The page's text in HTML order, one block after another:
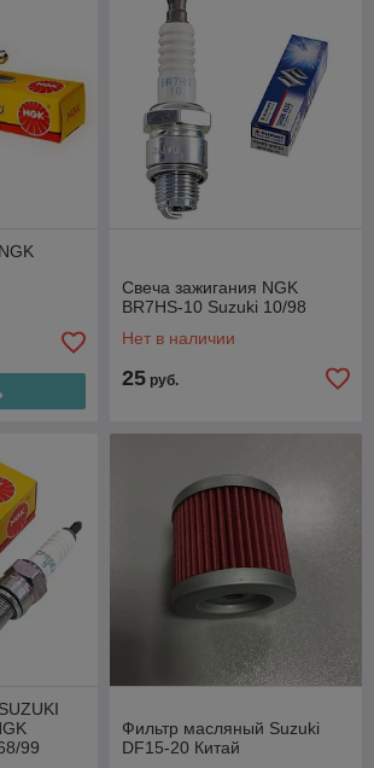
Свеча зажигания NGK
BR7HS-10 Suzuki 10/98
Нет в наличии
25 руб.
99
Фильтр масляный Suzuki
DF15-20 Китай